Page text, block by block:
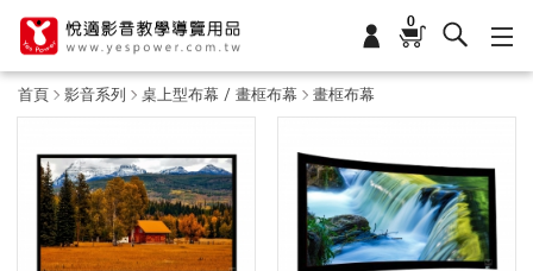
0
首頁 影音系列 桌上型布幕 / 畫框布幕 畫框布幕
畫
框